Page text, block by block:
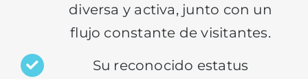
diversa y activa, junto con un
flujo constante de visitantes.
Su reconocido estatus